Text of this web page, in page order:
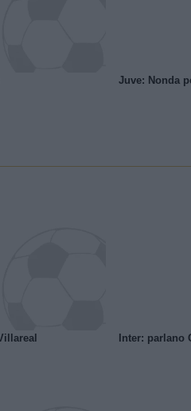
Juve: Nonda
Inter: parlano